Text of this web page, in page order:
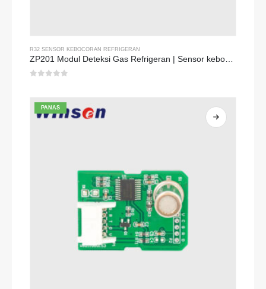
R32 SENSOR KEBOCORAN REFRIGERAN
ZP201 Modul Deteksi Gas Refrigeran | Sensor kebocoran R32 sensitivitas tinggi
PANAS